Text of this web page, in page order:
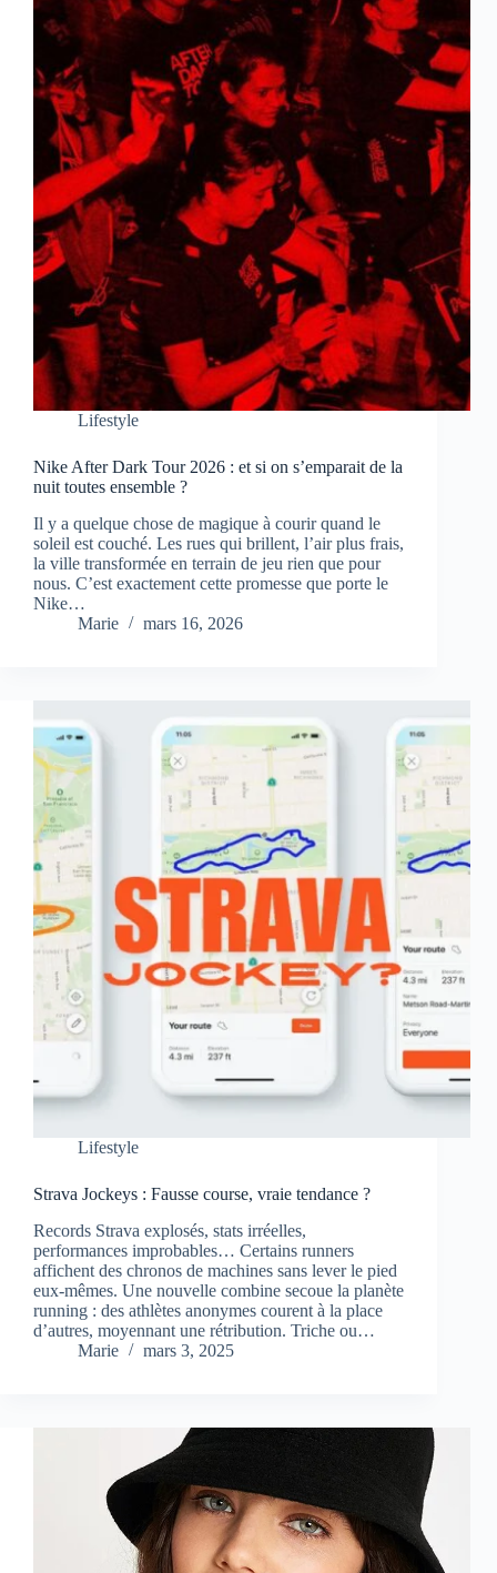
Lifestyle
Nike After Dark Tour 2026 : et si on s’emparait de la
nuit toutes ensemble ?
Il y a quelque chose de magique à courir quand le
soleil est couché. Les rues qui brillent, l’air plus frais,
la ville transformée en terrain de jeu rien que pour
nous. C’est exactement cette promesse que porte le
Nike…
Marie
mars 16, 2026
Lifestyle
Strava Jockeys : Fausse course, vraie tendance ?
Records Strava explosés, stats irréelles,
performances improbables… Certains runners
affichent des chronos de machines sans lever le pied
eux-mêmes. Une nouvelle combine secoue la planète
running : des athlètes anonymes courent à la place
d’autres, moyennant une rétribution. Triche ou…
Marie
mars 3, 2025